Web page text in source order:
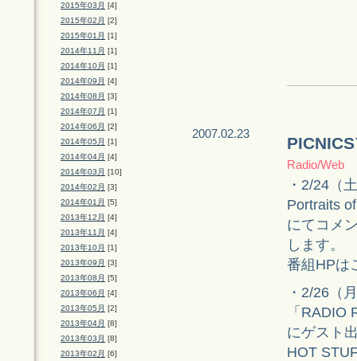
2015年03月 [4]
2015年02月 [2]
2015年01月 [1]
2014年11月 [1]
2014年10月 [1]
2014年09月 [4]
2014年08月 [3]
2014年07月 [1]
2014年06月 [2]
2014年05月 [1]
2014年04月 [4]
2014年03月 [10]
2014年02月 [3]
2014年01月 [5]
2013年12月 [4]
2013年11月 [4]
2013年10月 [1]
2013年09月 [3]
2013年08月 [5]
2013年06月 [4]
2013年05月 [2]
2013年04月 [8]
2013年03月 [8]
2013年02月 [6]
2007.02.23
Radio/Web
・2/24（
Portraits
にてコメ
します。
番組HPは
・2/26（
「RADIO
にゲスト
HOT